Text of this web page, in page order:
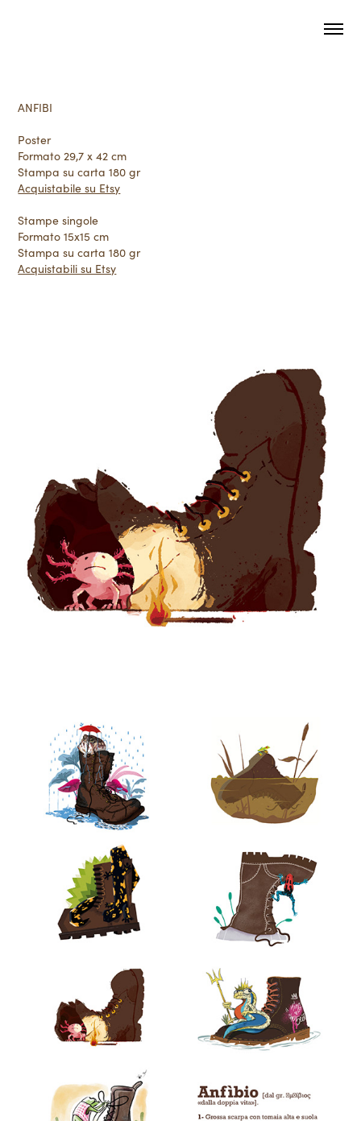
ANFIBI
Poster
Formato 29,7 x 42 cm
Stampa su carta 180 gr
Acquistabile su Etsy
Stampe singole
Formato 15x15 cm
Stampa su carta 180 gr
Acquistabili su Etsy